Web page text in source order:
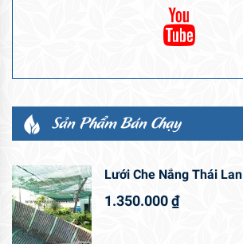
Sản Phẩm Bán Chạy
Lưới Che Nắng Thái Lan
1.350.000₫